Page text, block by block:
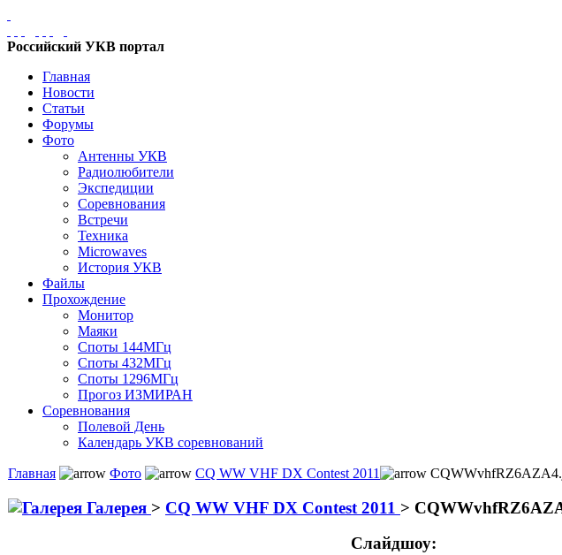
Российский УКВ портал
Главная
Новости
Статьи
Форумы
Фото
Антенны УКВ
Радиолюбители
Экспедиции
Соревнования
Встречи
Техника
Microwaves
История УКВ
Файлы
Прохождение
Монитор
Маяки
Споты 144МГц
Споты 432МГц
Споты 1296МГц
Прогоз ИЗМИРАН
Соревнования
Полевой День
Календарь УКВ соревнований
Главная Фото CQ WW VHF DX Contest 2011
Галерея > CQ WW VHF DX Contest 2011 >
Слайдшоу: